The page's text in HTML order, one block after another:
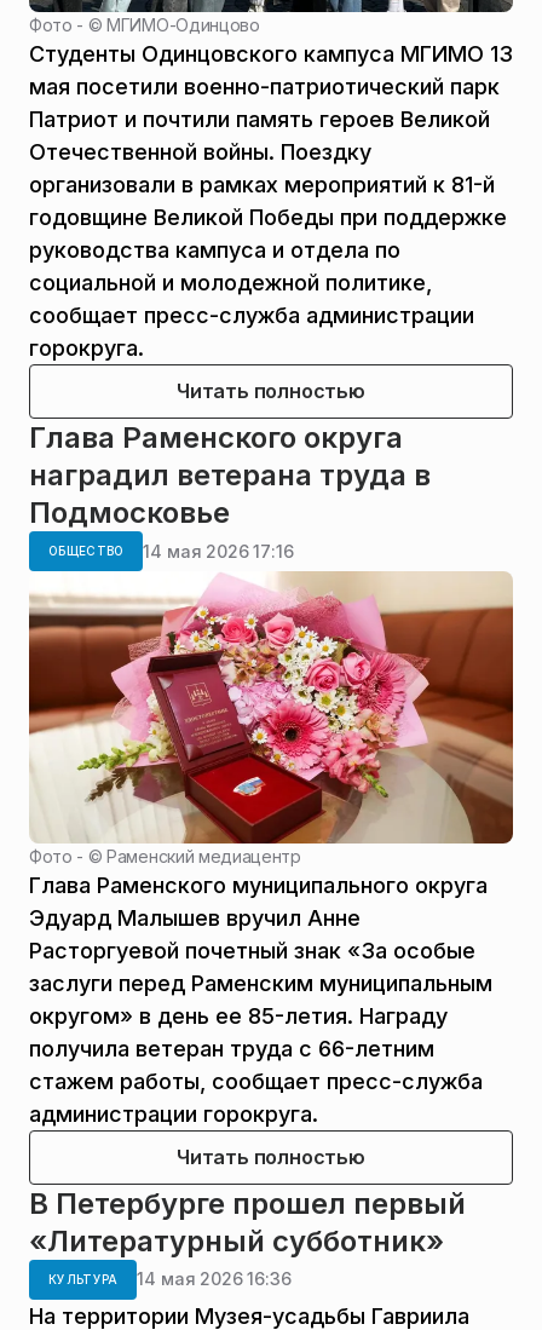
Фото - ©МГИМО-Одинцово
Студенты Одинцовского кампуса МГИМО 13
мая посетили военно-патриотический парк
Патриот и почтили память героев Великой
Отечественной войны. Поездку
организовали в рамках мероприятий к 81-й
годовщине Великой Победы при поддержке
руководства кампуса и отдела по
социальной и молодежной политике,
сообщает пресс-служба администрации
горокруга.
Читать полностью
Глава Раменского округа
наградил ветерана труда в
Подмосковье
ОБЩЕСТВО 14 мая 2026 17:16
Фото - ©Раменский медиацентр
Глава Раменского муниципального округа
Эдуард Малышев вручил Анне
Расторгуевой почетный знак «За особые
заслуги перед Раменским муниципальным
округом» в день ее 85-летия. Награду
получила ветеран труда с 66-летним
стажем работы, сообщает пресс-служба
администрации горокруга.
Читать полностью
В Петербурге прошел первый
«Литературный субботник»
КУЛЬТУРА 14 мая 2026 16:36
На территории Музея-усадьбы Гавриила